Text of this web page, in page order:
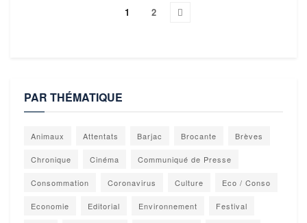
1 2
PAR THÉMATIQUE
Animaux Attentats Barjac Brocante Brèves
Chronique Cinéma Communiqué de Presse
Consommation Coronavirus Culture Eco / Conso
Economie Editorial Environnement Festival